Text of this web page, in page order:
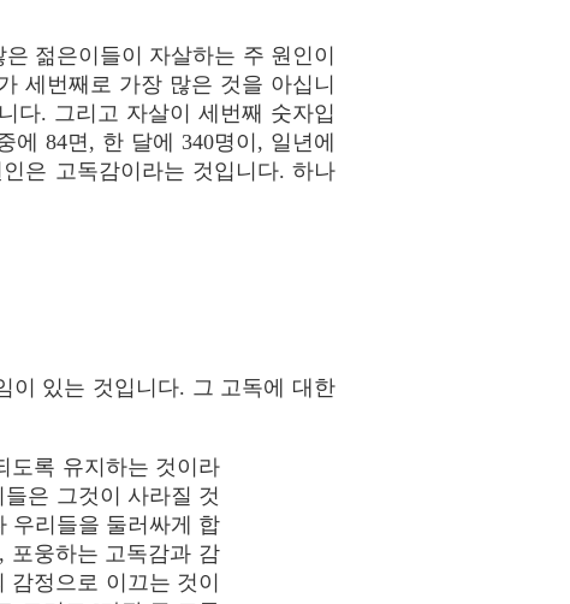
젊은이들이 자살하는 주 원인이
세번째로 가장 많은 것을 아십니
다. 그리고 자살이 세번째 숫자입
84면, 한 달에 340명이, 일년에
은 고독감이라는 것입니다. 하나
이 있는 것입니다. 그 고독에 대한
도록 유지하는 것이라
은 그것이 사라질 것
우리들을 둘러싸게 합
포웅하는 고독감과 감
정으로 이끄는 것이